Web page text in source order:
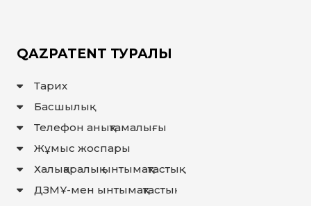
QAZPATENT ТУРАЛЫ
Тарих
Басшылық
Телефон анықтамалығы
Жұмыс жоспары
Халықаралық ынтымақтастық
ДЗМҰ-мен ынтымақтастық